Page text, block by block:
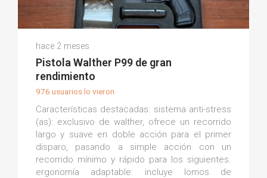
(0)
hace 2 meses
Pistola Walther P99 de gran
rendimiento
976 usuarios lo vieron
Características destacadas: sistema anti-stress
(as): exclusivo de walther, ofrece un recorrido
largo y suave en doble acción para el primer
disparo, pasando a simple acción con un
recorrido mínimo y rápido para los siguientes.
ergonomía adaptable: incluye lomos de